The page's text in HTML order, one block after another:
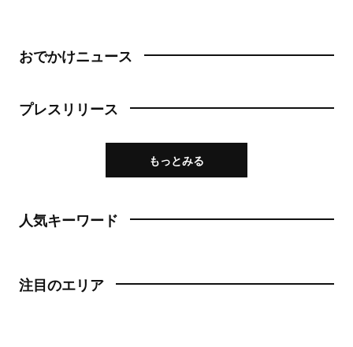
おでかけニュース
プレスリリース
もっとみる
人気キーワード
注目のエリア